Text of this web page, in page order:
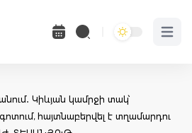
Open
Կիևյան կամրջի տակ՝
հայտնաբերվել է տղամարդու